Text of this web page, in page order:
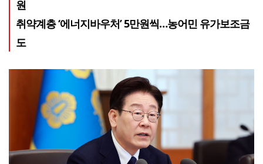
원
취약계층 ‘에너지바우처’ 5만원씩…농어민 유가보조금
도